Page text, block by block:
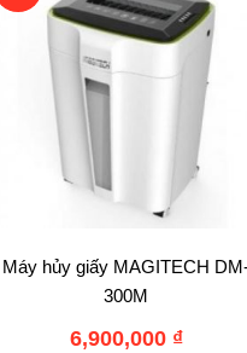
Máy hủy giấy MAGITECH
300M
6,900,000 ₫